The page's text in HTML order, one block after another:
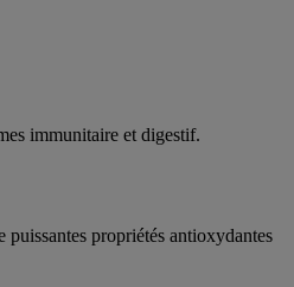
immunitaire et digestif.
propriétés antioxydantes